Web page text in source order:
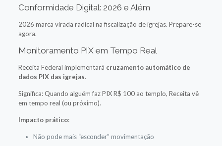
Conformidade Digital: 2026 e Além
2026 marca virada radical na fiscalização de igrejas. Prepare-se
agora.
Monitoramento PIX em Tempo Real
Receita Federal implementará cruzamento automático de
dados PIX das igrejas.
Significa: Quando alguém faz PIX R$ 100 ao templo, Receita vê
em tempo real (ou próximo).
Impacto prático:
Não pode mais “esconder” movimentação